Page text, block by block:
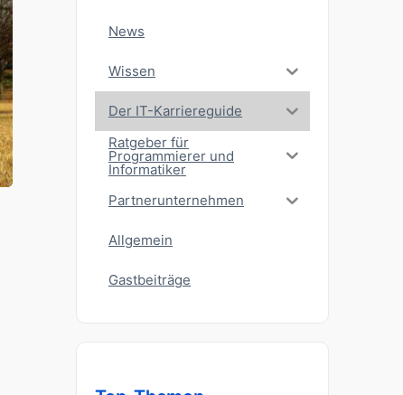
News
Wissen
Der IT-Karriereguide
Ratgeber für
Programmierer und
Informatiker
Partnerunternehmen
Allgemein
Gastbeiträge